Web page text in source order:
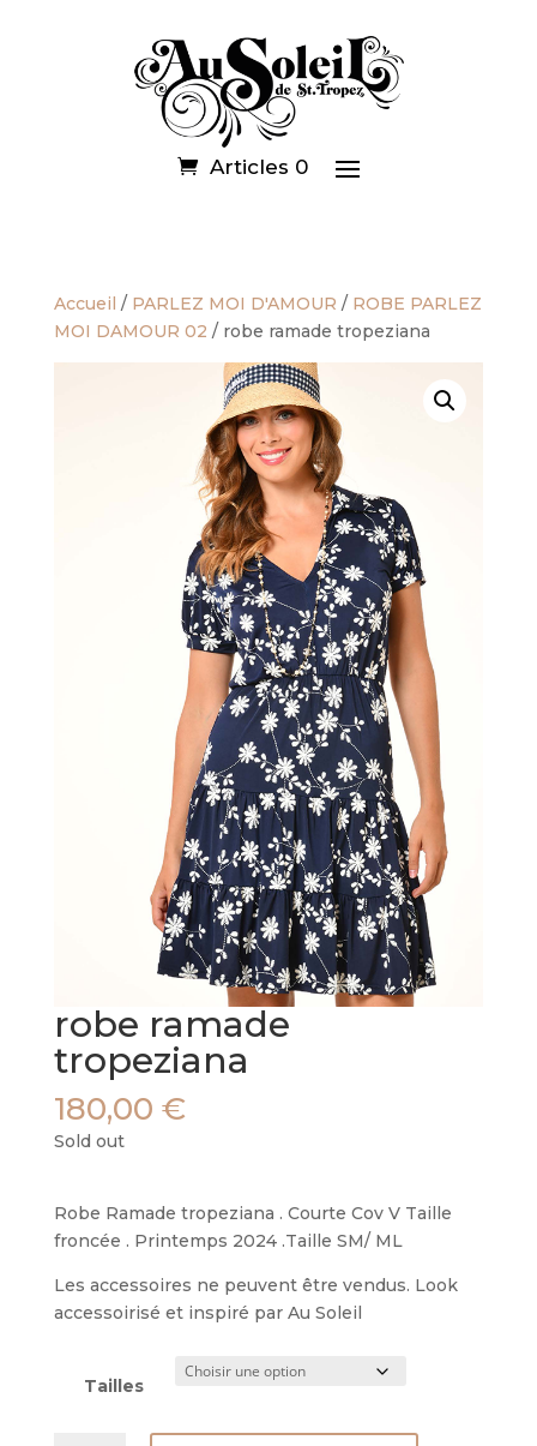
Articles 0
Accueil / PARLEZ MOI D'AMOUR / ROBE PARLEZ
MOI DAMOUR 02 / robe ramade tropeziana
robe ramade
tropeziana
180,00 €
Sold out
Robe Ramade tropeziana . Courte Cov V Taille
froncée . Printemps 2024 .Taille SM/ ML
Les accessoires ne peuvent être vendus. Look
accessoirisé et inspiré par Au Soleil
Tailles